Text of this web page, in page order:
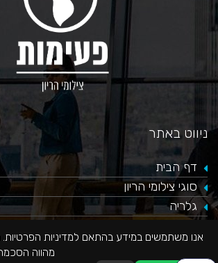
ניווט באתר
דף הבית
סוגי צילומי הריון
גלריה
צור קשר
אנו משתמשים במידע בהתאם למדיניות
מהווה